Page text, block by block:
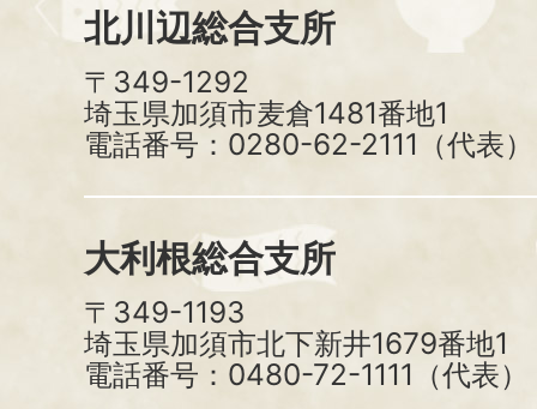
北川辺総合支所
〒349-1292
埼玉県加須市麦倉1481番地1
電話番号：0280-62-2111（代表）
大利根総合支所
〒349-1193
埼玉県加須市北下新井1679番地1
電話番号：0480-72-1111（代表）